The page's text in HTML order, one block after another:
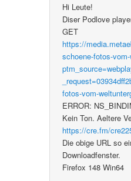
Hi Leute!
Diser Podlove
GET
https://
schoene-fotos-
fotos-vom-
ERROR:
Kein Ton. Aeltere
https://cre.fm/
Die obige URL so
Downloadfenster.
Firefox 148 Win64